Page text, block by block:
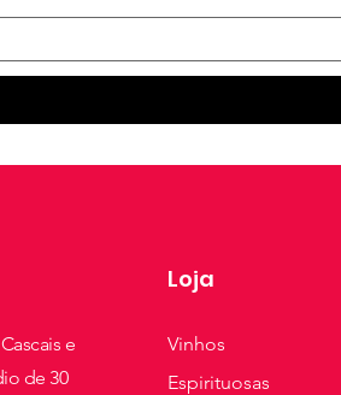
e
de 30
Loja
Vinhos
Espirituosas